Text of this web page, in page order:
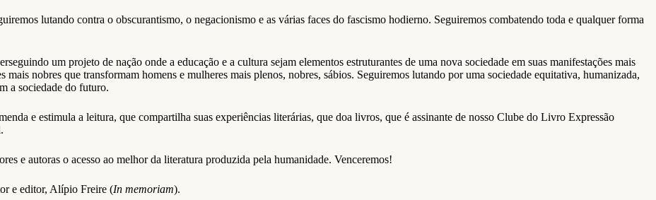
lutando contra o obscurantismo, o negacionismo e as várias faces do fascismo hodierno. Seguiremos combatendo toda e qualquer forma
um projeto de nação onde a educação e a cultura sejam elementos estruturantes de uma nova sociedade em suas manifestações mais
nobres que transformam homens e mulheres mais plenos, nobres, sábios. Seguiremos lutando por uma sociedade equitativa, humanizada,
a sociedade do futuro.
e estimula a leitura, que compartilha suas experiências literárias, que doa livros, que é assinante de nosso Clube do Livro Expressão
e autoras o acesso ao melhor da literatura produzida pela humanidade. Venceremos!
e editor, Alípio Freire (In memoriam).